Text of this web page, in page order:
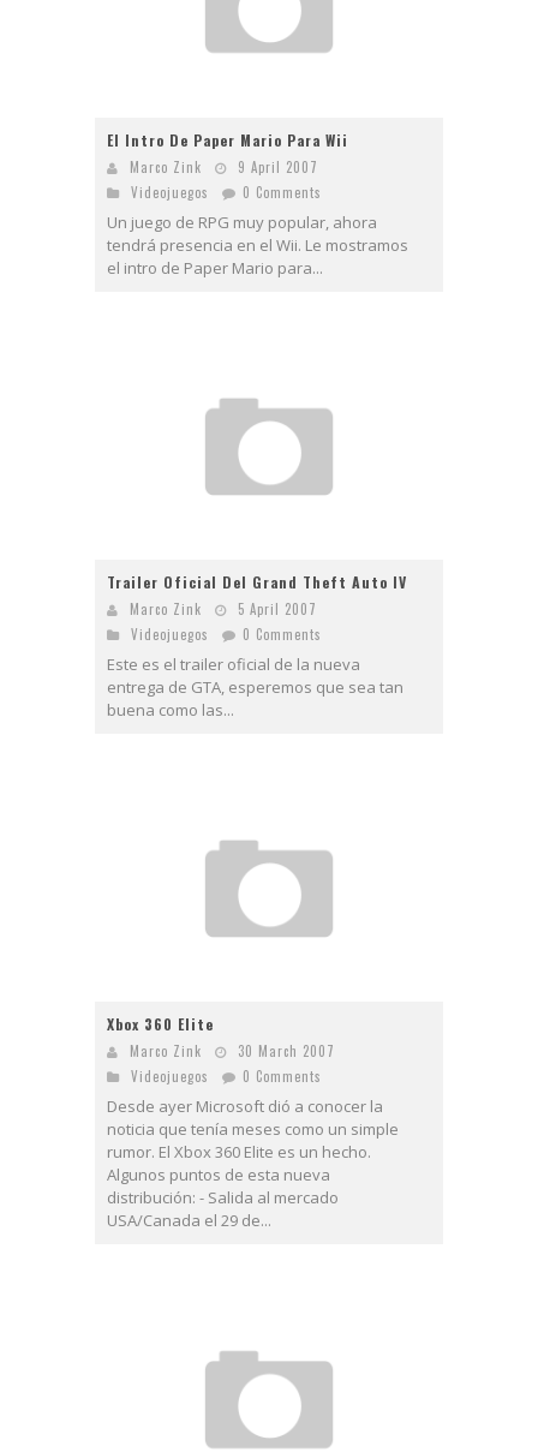
El Intro De Paper Mario Para Wii
Marco Zink
9 April 2007
Videojuegos
0 Comments
Un juego de RPG muy popular, ahora
tendrá presencia en el Wii. Le mostramos
el intro de Paper Mario para...
Trailer Oficial Del Grand Theft Auto IV
Marco Zink
5 April 2007
Videojuegos
0 Comments
Este es el trailer oficial de la nueva
entrega de GTA, esperemos que sea tan
buena como las...
Xbox 360 Elite
Marco Zink
30 March 2007
Videojuegos
0 Comments
Desde ayer Microsoft dió a conocer la
noticia que tenía meses como un simple
rumor. El Xbox 360 Elite es un hecho.
Algunos puntos de esta nueva
distribución: - Salida al mercado
USA/Canada el 29 de...